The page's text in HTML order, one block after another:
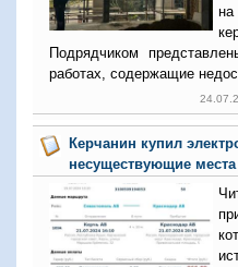
Подрядчиком
работах, содержащие
Керчанин купил
несуществующие места